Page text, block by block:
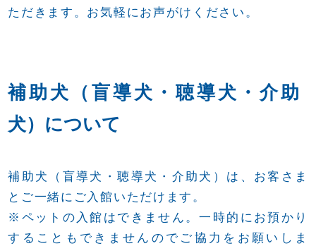
ただきます。お気軽にお声がけください。
補助犬（盲導犬・聴導犬・介助
犬）について
補助犬（盲導犬・聴導犬・介助犬）は、お客さま
とご一緒にご入館いただけます。
※ペットの入館はできません。一時的にお預かり
することもできませんのでご協力をお願いしま